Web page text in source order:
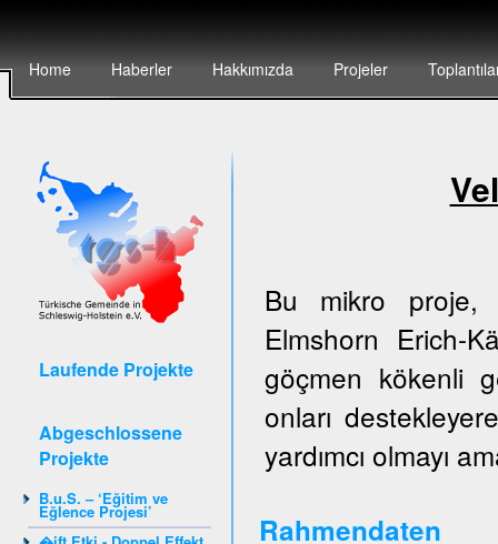
Home Haberler Hakkımızda Projeler
Laufende Projekte
Abgeschlossene
Projekte
B.u.S. – ‘Eğitim ve
Eğlence Projesi’
Bu mikro proje,
Elmshorn Erich-
göçmen kökenli
onları
yardımcı olmayı
Rahmendaten